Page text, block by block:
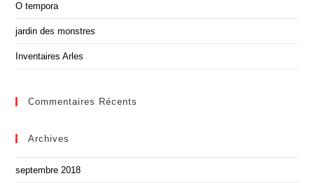
O tempora
jardin des monstres
Inventaires Arles
Commentaires Récents
Archives
septembre 2018